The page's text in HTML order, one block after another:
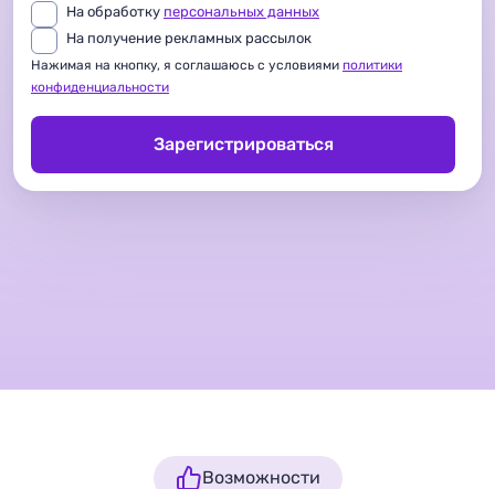
На обработку персональных данных
На получение рекламных рассылок
Нажимая на кнопку, я соглашаюсь с условиями политики
конфиденциальности
Зарегистрироваться
Возможности